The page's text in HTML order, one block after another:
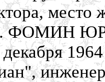
место
ФОМИН
декабря